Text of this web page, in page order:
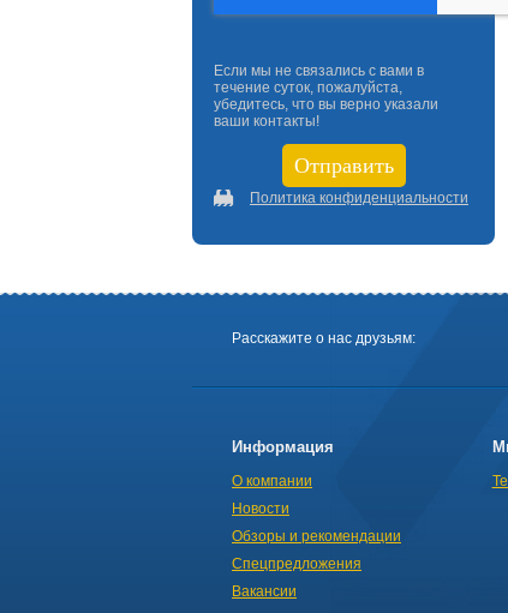
Если мы не связались с вами в
течение суток, пожалуйста,
убедитесь, что вы верно указали
ваши контакты!
Политика конфиденциальности
Расскажите о нас друзьям:
Информация
О компании
Новости
Обзоры и рекомендации
Спецпредложения
Вакансии